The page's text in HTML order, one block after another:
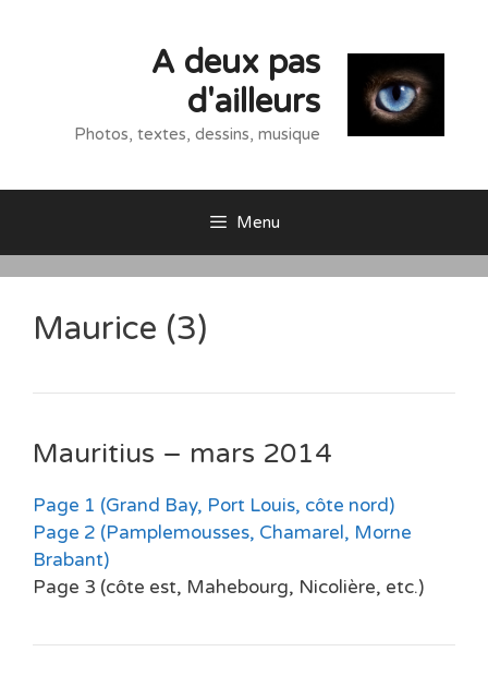
A deux pas
d'ailleurs
Photos, textes, dessins, musique
Menu
Maurice (3)
Mauritius – mars 2014
Page 1 (Grand Bay, Port Louis, côte nord)
Page 2 (Pamplemousses, Chamarel, Morne
Brabant)
Page 3 (côte est, Mahebourg, Nicolière, etc.)